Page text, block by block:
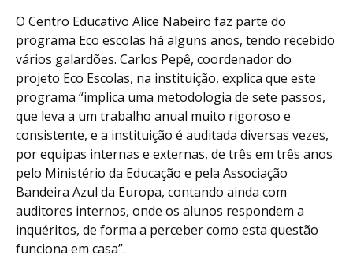
O Centro Educativo Alice Nabeiro faz parte do
programa Eco escolas há alguns anos, tendo recebido
vários galardões. Carlos Pepê, coordenador do
projeto Eco Escolas, na instituição, explica que este
programa “implica uma metodologia de sete passos,
que leva a um trabalho anual muito rigoroso e
consistente, e a instituição é auditada diversas vezes,
por equipas internas e externas, de três em três anos
pelo Ministério da Educação e pela Associação
Bandeira Azul da Europa, contando ainda com
auditores internos, onde os alunos respondem a
inquéritos, de forma a perceber como esta questão
funciona em casa”.